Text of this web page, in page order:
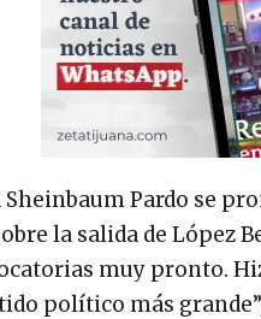
Pardo se
la salida de López
muy pronto.
político más